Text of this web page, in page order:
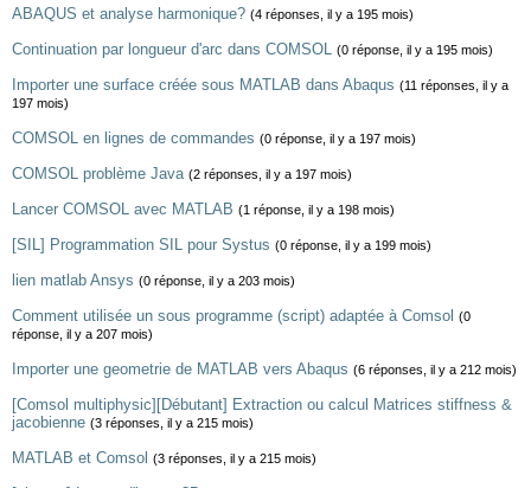
ABAQUS et analyse harmonique? (4 réponses, il y a 195 mois)
Continuation par longueur d'arc dans COMSOL (0 réponse, il y a 195 mois)
Importer une surface créée sous MATLAB dans Abaqus (11 réponses, il y a
197 mois)
COMSOL en lignes de commandes (0 réponse, il y a 197 mois)
COMSOL problème Java (2 réponses, il y a 197 mois)
Lancer COMSOL avec MATLAB (1 réponse, il y a 198 mois)
[SIL] Programmation SIL pour Systus (0 réponse, il y a 199 mois)
lien matlab Ansys (0 réponse, il y a 203 mois)
Comment utilisée un sous programme (script) adaptée à Comsol (0
réponse, il y a 207 mois)
Importer une geometrie de MATLAB vers Abaqus (6 réponses, il y a 212 mois)
[Comsol multiphysic][Débutant] Extraction ou calcul Matrices stiffness &
jacobienne (3 réponses, il y a 215 mois)
MATLAB et Comsol (3 réponses, il y a 215 mois)